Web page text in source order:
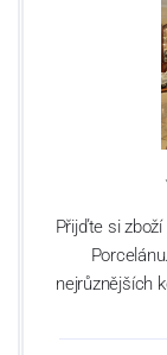
Přijďte si
nejrůznějších